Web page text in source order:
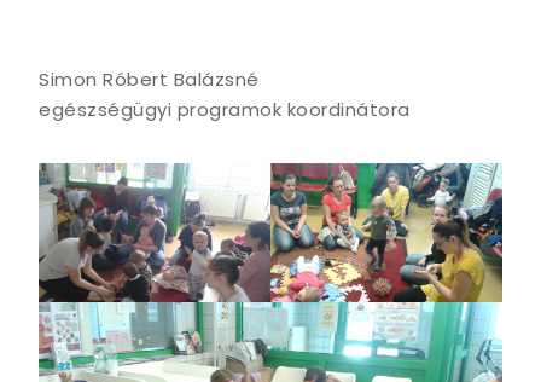
Simon Róbert Balázsné
egészségügyi programok koordinátora